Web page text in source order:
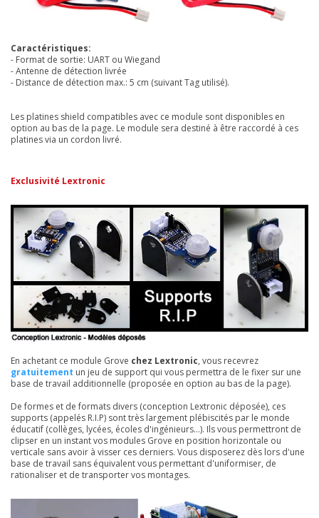
Caractéristiques:
- Format de sortie: UART ou Wiegand
- Antenne de détection livrée
- Distance de détection max.: 5 cm (suivant Tag utilisé).
Les platines shield compatibles avec ce module sont disponibles en
option au bas de la page. Le module sera destiné à être raccordé à ces
platines via un cordon livré.
Exclusivité Lextronic
En achetant ce module Grove chez Lextronic, vous recevrez
gratuitement un jeu de support qui vous permettra de le fixer sur une
base de travail additionnelle (proposée en option au bas de la page).
De formes et de formats divers (conception Lextronic déposée), ces
supports (appelés R.I.P) sont très largement plébiscités par le monde
éducatif (collèges, lycées, écoles d'ingénieurs...). Ils vous permettront de
clipser en un instant vos modules Grove en position horizontale ou
verticale sans avoir à visser ces derniers. Vous disposerez dès lors d'une
base de travail sans équivalent vous permettant d'uniformiser, de
rationaliser et de transporter vos montages.